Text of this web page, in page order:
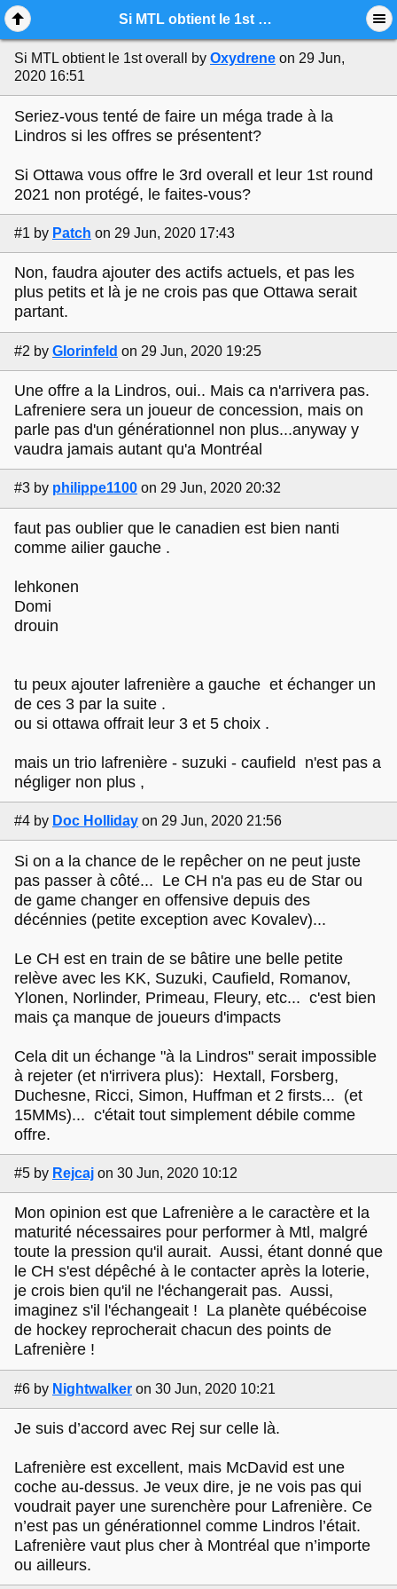
Si MTL obtient le 1st overall
Si MTL obtient le 1st overall by Oxydrene on 29 Jun,
2020 16:51
Seriez-vous tenté de faire un méga trade à la
Lindros si les offres se présentent?
Si Ottawa vous offre le 3rd overall et leur 1st round
2021 non protégé, le faites-vous?
#1 by Patch on 29 Jun, 2020 17:43
Non, faudra ajouter des actifs actuels, et pas les
plus petits et là je ne crois pas que Ottawa serait
partant.
#2 by Glorinfeld on 29 Jun, 2020 19:25
Une offre a la Lindros, oui.. Mais ca n'arrivera pas.
Lafreniere sera un joueur de concession, mais on
parle pas d'un générationnel non plus...anyway y
vaudra jamais autant qu'a Montréal
#3 by philippe1100 on 29 Jun, 2020 20:32
faut pas oublier que le canadien est bien nanti
comme ailier gauche .
lehkonen
Domi
drouin
tu peux ajouter lafrenière a gauche et échanger un
de ces 3 par la suite .
ou si ottawa offrait leur 3 et 5 choix .
mais un trio lafrenière - suzuki - caufield n'est pas a
négliger non plus ,
#4 by Doc Holliday on 29 Jun, 2020 21:56
Si on a la chance de le repêcher on ne peut juste
pas passer à côté... Le CH n'a pas eu de Star ou
de game changer en offensive depuis des
décénnies (petite exception avec Kovalev)...
Le CH est en train de se bâtire une belle petite
relève avec les KK, Suzuki, Caufield, Romanov,
Ylonen, Norlinder, Primeau, Fleury, etc... c'est bien
mais ça manque de joueurs d'impacts
Cela dit un échange "à la Lindros" serait impossible
à rejeter (et n'irrivera plus): Hextall, Forsberg,
Duchesne, Ricci, Simon, Huffman et 2 firsts... (et
15MMs)... c'était tout simplement débile comme
offre.
#5 by Rejcaj on 30 Jun, 2020 10:12
Mon opinion est que Lafrenière a le caractère et la
maturité nécessaires pour performer à Mtl, malgré
toute la pression qu'il aurait. Aussi, étant donné que
le CH s'est dépêché à le contacter après la loterie,
je crois bien qu'il ne l'échangerait pas. Aussi,
imaginez s'il l'échangeait ! La planète québécoise
de hockey reprocherait chacun des points de
Lafrenière !
#6 by Nightwalker on 30 Jun, 2020 10:21
Je suis d’accord avec Rej sur celle là.
Lafrenière est excellent, mais McDavid est une
coche au-dessus. Je veux dire, je ne vois pas qui
voudrait payer une surenchère pour Lafrenière. Ce
n’est pas un générationnel comme Lindros l’était.
Lafrenière vaut plus cher à Montréal que n’importe
ou ailleurs.